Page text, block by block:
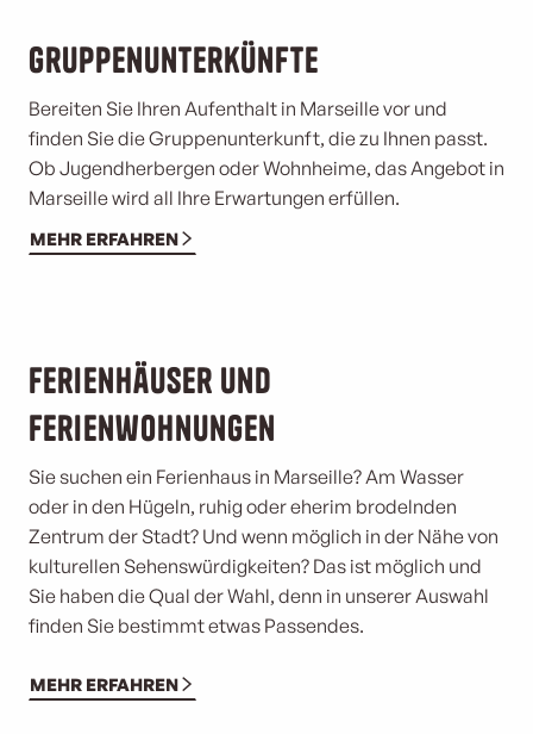
Gruppenunterkünfte
Bereiten Sie Ihren Aufenthalt in Marseille vor und
finden Sie die Gruppenunterkunft, die zu Ihnen passt.
Ob Jugendherbergen oder Wohnheime, das Angebot in
Marseille wird all Ihre Erwartungen erfüllen.
MEHR ERFAHREN
Ferienhäuser und
Ferienwohnungen
Sie suchen ein Ferienhaus in Marseille? Am Wasser
oder in den Hügeln, ruhig oder eherim brodelnden
Zentrum der Stadt? Und wenn möglich in der Nähe von
kulturellen Sehenswürdigkeiten? Das ist möglich und
Sie haben die Qual der Wahl, denn in unserer Auswahl
finden Sie bestimmt etwas Passendes.
MEHR ERFAHREN